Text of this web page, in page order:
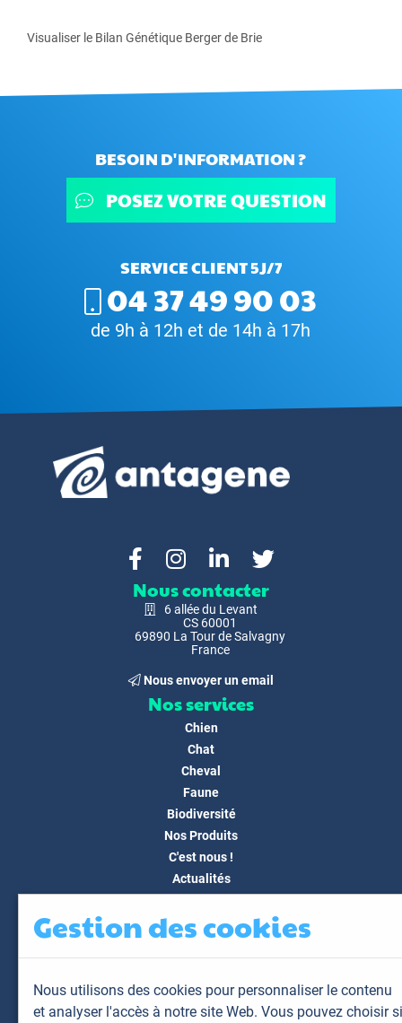
Visualiser le Bilan Génétique Berger de Brie
BESOIN D'INFORMATION ?
POSEZ VOTRE QUESTION
SERVICE CLIENT 5J/7
04 37 49 90 03
de 9h à 12h et de 14h à 17h
Nous contacter
6 allée du Levant
CS 60001
69890 La Tour de Salvagny
France
Nous envoyer un email
Nos services
Chien
Chat
Cheval
Faune
Biodiversité
Nos Produits
C'est nous !
Actualités
FAQ
Mon espace
Mes animaux
Gestion des cookies
Nous utilisons des cookies pour personnaliser le contenu
et analyser l'accès à notre site Web. Vous pouvez choisir si